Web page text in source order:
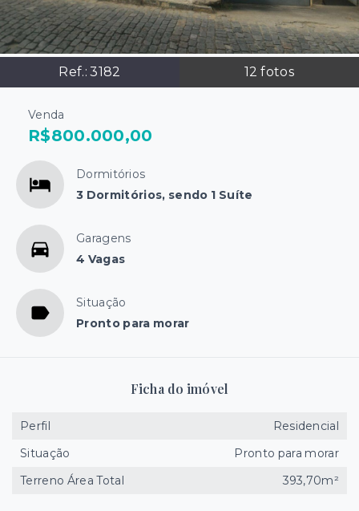
Ref.:3182 12 fotos
Venda
R$800.000,00
Dormitórios
3 Dormitórios, sendo 1 Suíte
Garagens
4 Vagas
Situação
Pronto para morar
Ficha do imóvel
Perfil
Residencial
Situação
Pronto para morar
Terreno Área Total
393,70m²